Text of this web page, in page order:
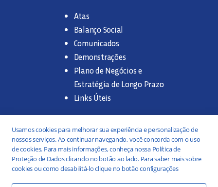
Atas
Balanço Social
Comunicados
Demonstrações
Plano de Negócios e
Estratégia de Longo Prazo
Links Úteis
Trabalhe na SANASA
Concurso Público
Estágio
Usamos cookies para melhorar sua experiência e personalização de
nossos serviços. Ao continuar navegando, você concorda com o uso
de cookies. Para mais informações, conheça nossa Política de
Proteção de Dados clicando no botão ao lado. Para saber mais sobre
cookies ou como desabilitá-lo clique no botão configurações